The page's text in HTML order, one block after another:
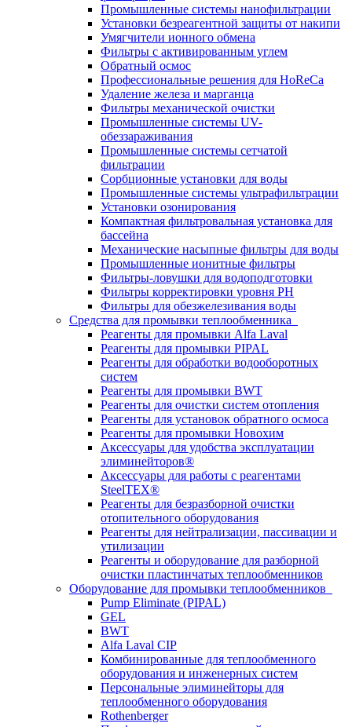
Промышленные системы нанофильтрации
Установки безреагентной защиты от накипи
Умягчители ионного обмена
Фильтры с активированным углем
Обратный осмос
Профессиональные решения для HoReCa
Удаление железа и марганца
Фильтры механической очистки
Промышленные системы UV-
обеззараживания
Промышленные системы сетчатой
фильтрации
Сорбционные установки для воды
Промышленные системы ультрафильтрации
Установки озонирования
Компактная фильтровальная установка для
бассейна
Механические насыпные фильтры для воды
Промышленные ионитные фильтры
Фильтры-ловушки для водоподготовки
Фильтры корректировки уровня PH
Фильтры для обезжелезивания воды
Средства для промывки теплообменника
Реагенты для промывки Alfa Laval
Реагенты для промывки PIPAL
Реагенты для обработки водооборотных
систем
Реагенты для промывки BWT
Реагенты для очистки систем отопления
Реагенты для установок обратного осмоса
Реагенты для промывки Новохим
Аксессуары для удобства эксплуатации
элиминейторов®
Аксессуары для работы с реагентами
SteelTEX®
Реагенты для безразборной очистки
отопительного оборудования
Реагенты для нейтрализации, пассивации и
утилизации
Реагенты и оборудование для разборной
очистки пластинчатых теплообменников
Оборудование для промывки теплообменников
Pump Eliminate (PIPAL)
GEL
BWT
Alfa Laval CIP
Комбинированные для теплообменного
оборудования и инженерных систем
Персональные элиминейторы для
теплообменного оборудования
Rothenberger